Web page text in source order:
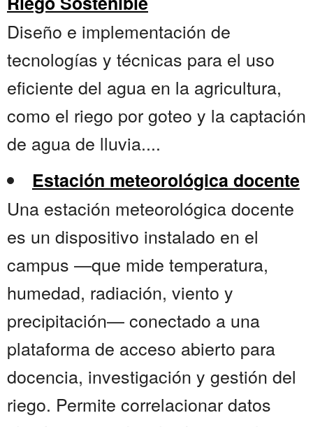
Diseño e implementación de
tecnologías y técnicas para el uso
eficiente del agua en la agricultura,
como el riego por goteo y la captación
de agua de lluvia....
Estación meteorológica docente
Una estación meteorológica docente
es un dispositivo instalado en el
campus —que mide temperatura,
humedad, radiación, viento y
precipitación— conectado a una
plataforma de acceso abierto para
docencia, investigación y gestión del
riego. Permite correlacionar datos